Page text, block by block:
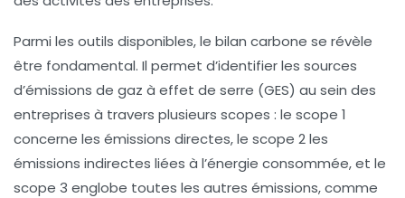
Parmi les outils disponibles, le bilan carbone se révèle
être fondamental. Il permet d’identifier les sources
d’émissions de gaz à effet de serre (GES) au sein des
entreprises à travers plusieurs scopes : le scope 1
concerne les émissions directes, le scope 2 les
émissions indirectes liées à l’énergie consommée, et le
scope 3 englobe toutes les autres émissions, comme